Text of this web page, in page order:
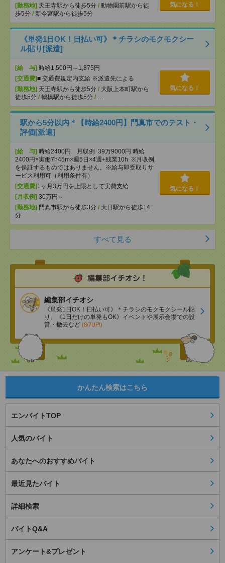
[勤務地] 天王寺駅から徒歩5分 / 動物園前駅から徒
歩5分 / 新今宮駅から徒歩5分
気になる！
《単発1日OK！日払い可》＊チラシのモクモクシー
ル貼り[派遣]
[給 与] 時給1,500円～1,875円
[交通費]■ 交通費規定内支給 ※派遣先による
[勤務地] 天王寺駅から徒歩5分 / 大阪上本町駅から
徒歩5分 / 鶴橋駅から徒歩5分 / …
気になる！
駅から5分以内＊【時給2400円】門真市でのテスト・
評価[派遣]
[給 与] 時給2400円 月収例 39万9000円 時給
2400円×実働7h45m×週5日×4週+残業10h ※月収例
を保証するものではありません。※給与即受取りサ
ービス利用可（利用条件有）
[交通費] 1ヶ月3万円を上限として実費支給
[月収例] 30万円～
[勤務地] 門真市駅から徒歩3分 / 大日駅から徒歩14
分
気になる！
すべて見る
編集部イチオシ
《単発1日OK！日払い可》＊チラシのモクモクシール貼
り、《1日だけの単発もOK》イベントや展示会場での設
営・撤去など (8/7UP!)
かんたん検索はこちら
エンバイトTOP
人気のバイト
あなたへのおすすめバイト
最近見たバイト
詳細検索
バイトQ&A
アンケート&プレゼント